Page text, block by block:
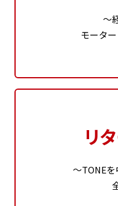
～
モータ
リ
～TONE